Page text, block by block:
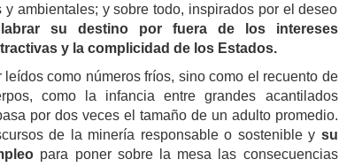
ambientales; y sobre todo, inspirados por el deseo
labrar su destino por fuera de los intereses
y la complicidad de los Estados.
como números fríos, sino como el recuento de
como la infancia entre grandes acantilados
por dos veces el tamaño de un adulto promedio.
de la minería responsable o sostenible y su
para poner sobre la mesa las consecuencias